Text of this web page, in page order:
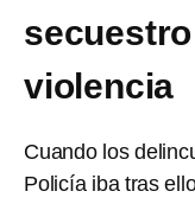
violencia
Cuando los
Policía iba tras